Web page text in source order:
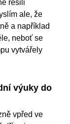
řešili
ale, že
a například
neboť se
vytvářely
výuky do
vpřed ve